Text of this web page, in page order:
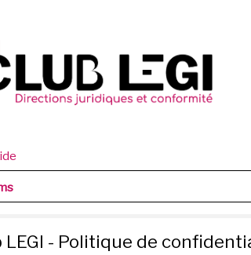
LEGI - Politique de